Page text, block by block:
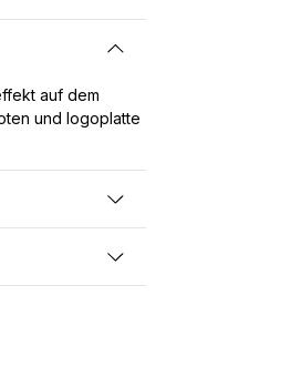
auf dem
und logoplatte